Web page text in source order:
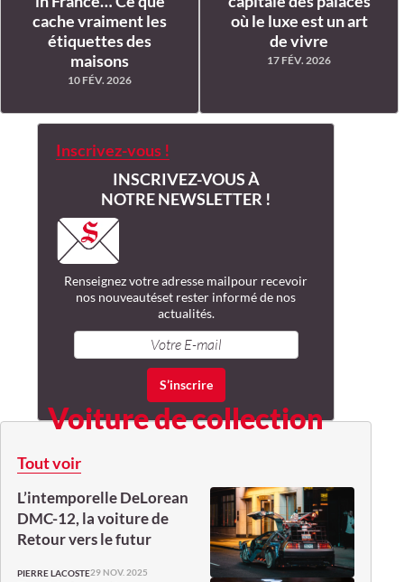
cache vraiment les
étiquettes des
maisons
10 FÉV. 2026
où le luxe est un art
de vivre
17 FÉV. 2026
Inscrivez-vous !
INSCRIVEZ-VOUS À
NOTRE NEWSLETTER !
Renseignez votre adresse mailpour recevoir
nos nouveautéset rester informé de nos
actualités.
Voiture de collection
Tout voir
L’intemporelle DeLorean
DMC-12, la voiture de
Retour vers le futur
PIERRE LACOSTE29 NOV. 2025